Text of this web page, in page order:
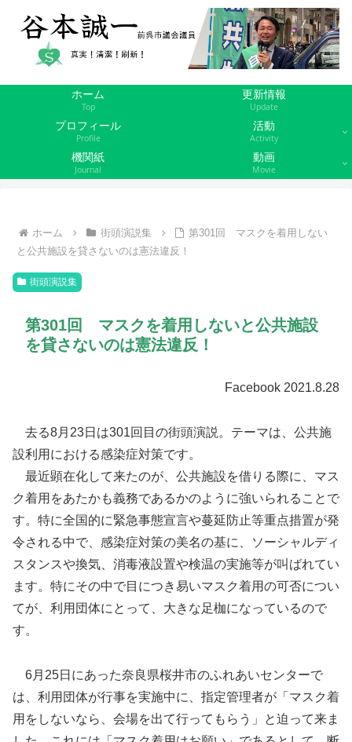
ホーム
Top
更新情報
Update
プロフィール
Profile
活動
Activity
機関紙
Journal
動画
Movie
ホーム 街頭演説集
第301回 マスクを着用しない
と公共施設を貸さないのは憲法違反！
街頭演説集
第301回 マスクを着用しないと公共施設
を貸さないのは憲法違反！
Facebook 2021.8.28
去る8月23日は301回目の街頭演説。テーマは、公共施
設利用における感染症対策です。
最近顕在化して来たのが、公共施設を借りる際に、マス
ク着用をあたかも義務であるかのように強いられることで
す。特に全国的に緊急事態宣言や蔓延防止等重点措置が発
令される中で、感染症対策の美名の基に、ソーシャルディ
スタンスや換気、消毒液設置や検温の実施等が叫ばれてい
ます。特にその中で目につき易いマスク着用の可否につい
てが、利用団体にとって、大きな足枷になっているので
す。
6月25日にあった奈良県桜井市のふれあいセンターで
は、利用団体が行事を実施中に、指定管理者が「マスク着
用をしないなら、会場を出て行ってもらう」と迫って来ま